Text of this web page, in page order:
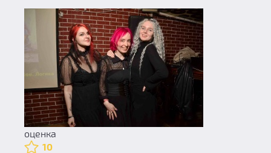
оценка
10